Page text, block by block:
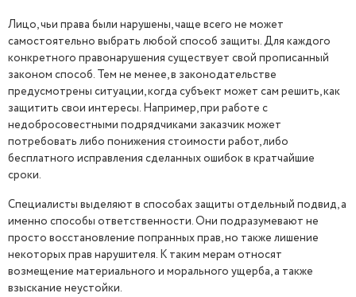
Лицо, чьи права были нарушены, чаще всего не может
самостоятельно выбрать любой способ защиты. Для каждого
конкретного правонарушения существует свой прописанный
законом способ. Тем не менее, в законодательстве
предусмотрены ситуации, когда субъект может сам решить, как
защитить свои интересы. Например, при работе с
недобросовестными подрядчиками заказчик может
потребовать либо понижения стоимости работ, либо
бесплатного исправления сделанных ошибок в кратчайшие
сроки.
Специалисты выделяют в способах защиты отдельный подвид, а
именно способы ответственности. Они подразумевают не
просто восстановление попранных прав, но также лишение
некоторых прав нарушителя. К таким мерам относят
возмещение материального и морального ущерба, а также
взыскание неустойки.